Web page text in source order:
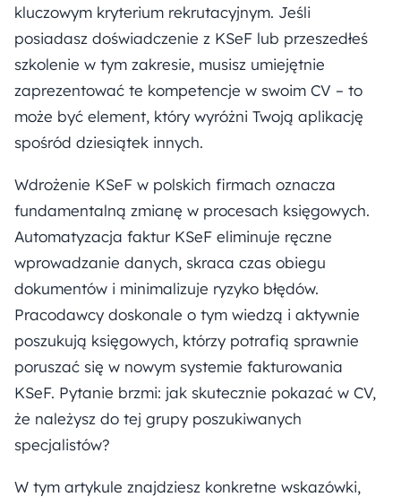
kluczowym kryterium rekrutacyjnym. Jeśli
posiadasz doświadczenie z KSeF lub przeszedłeś
szkolenie w tym zakresie, musisz umiejętnie
zaprezentować te kompetencje w swoim CV – to
może być element, który wyróżni Twoją aplikację
spośród dziesiątek innych.
Wdrożenie KSeF w polskich firmach oznacza
fundamentalną zmianę w procesach księgowych.
Automatyzacja faktur KSeF eliminuje ręczne
wprowadzanie danych, skraca czas obiegu
dokumentów i minimalizuje ryzyko błędów.
Pracodawcy doskonale o tym wiedzą i aktywnie
poszukują księgowych, którzy potrafią sprawnie
poruszać się w nowym systemie fakturowania
KSeF. Pytanie brzmi: jak skutecznie pokazać w CV,
że należysz do tej grupy poszukiwanych
specjalistów?
W tym artykule znajdziesz konkretne wskazówki,